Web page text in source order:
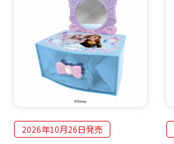
2026年10月26日発売